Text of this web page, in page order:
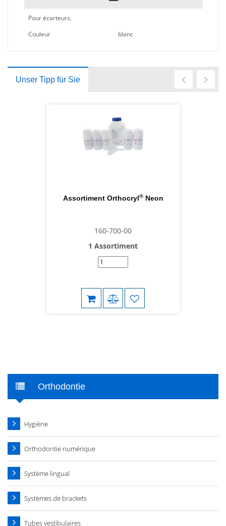
Pour écarteurs.
Couleur
blanc
Unser Tipp für Sie
Assortiment Orthocryl®Neon
160-700-00
1 Assortiment
Orthodontie
Hygiène
Orthodontie numérique
Système lingual
Systèmes de brackets
Tubes vestibulaires